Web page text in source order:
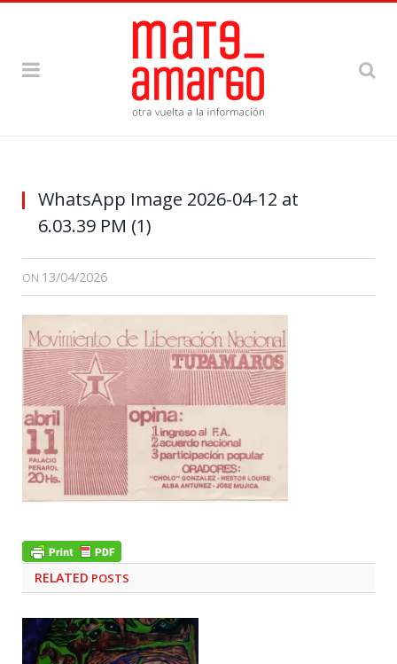
WhatsApp Image 2026-04-12 at
6.03.39 PM (1)
ON 13/04/2026
RELATED POSTS